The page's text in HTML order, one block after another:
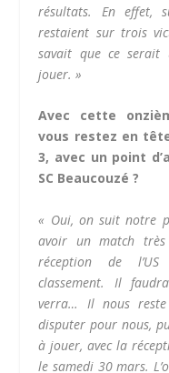
résultats. En effet,
restaient sur trois
savait que ce serait
jouer. »
Avec cette
vous restez en
3, avec un point
SC Beaucouzé ?
« Oui, on suit notre
avoir un match très
réception de l’US
classement. Il
verra… Il nous
disputer pour nous,
à jouer, avec la
le samedi 30 mars.